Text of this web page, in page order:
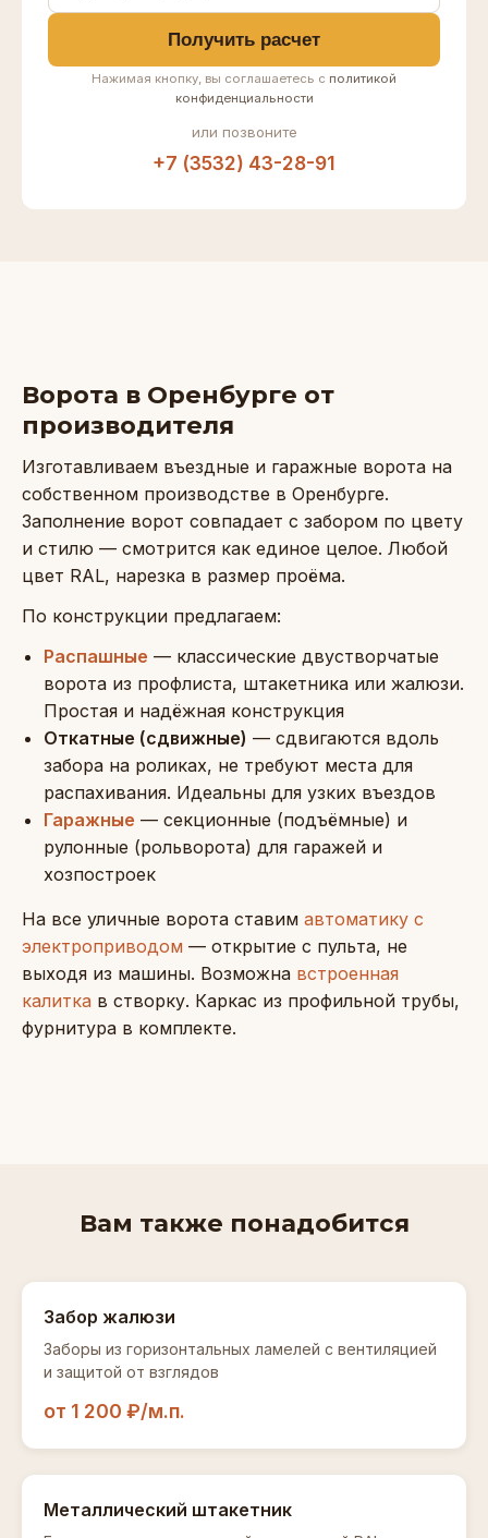
Получить расчет
Нажимая кнопку, вы соглашаетесь с политикой
конфиденциальности
или позвоните
+7 (3532) 43-28-91
Ворота в Оренбурге от
производителя
Изготавливаем въездные и гаражные ворота на
собственном производстве в Оренбурге.
Заполнение ворот совпадает с забором по цвету
и стилю — смотрится как единое целое. Любой
цвет RAL, нарезка в размер проёма.
По конструкции предлагаем:
Распашные — классические двустворчатые
ворота из профлиста, штакетника или жалюзи.
Простая и надёжная конструкция
Откатные (сдвижные) — сдвигаются вдоль
забора на роликах, не требуют места для
распахивания. Идеальны для узких въездов
Гаражные — секционные (подъёмные) и
рулонные (рольворота) для гаражей и
хозпостроек
На все уличные ворота ставим автоматику с
электроприводом — открытие с пульта, не
выходя из машины. Возможна встроенная
калитка в створку. Каркас из профильной трубы,
фурнитура в комплекте.
Вам также понадобится
Забор жалюзи
Заборы из горизонтальных ламелей с вентиляцией
и защитой от взглядов
от 1 200 ₽/м.п.
Металлический штакетник